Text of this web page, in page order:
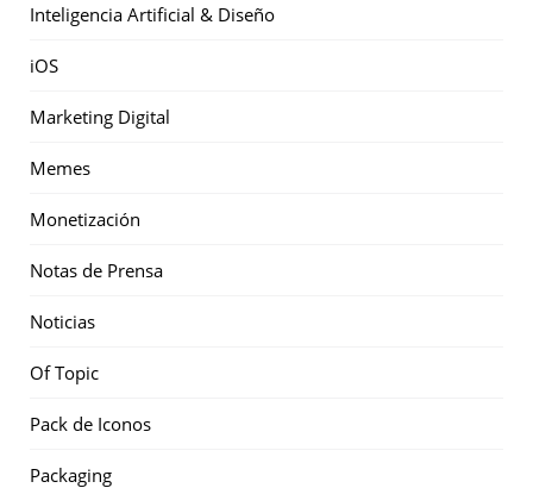
Inteligencia Artificial & Diseño
iOS
Marketing Digital
Memes
Monetización
Notas de Prensa
Noticias
Of Topic
Pack de Iconos
Packaging